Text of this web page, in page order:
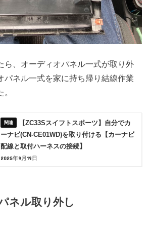
ら、オーディオパネル一式が取り外
パネル一式を家に持ち帰り結線作業
【ZC33Sスイフトスポーツ】自分でカ
ーナビ(CN-CE01WD)を取り付ける【カーナビ
配線と取付ハーネスの接続】
2025年9月19日
ネル取り外し